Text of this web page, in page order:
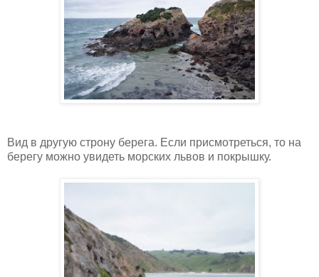
Вид в другую строну берега. Если присмотреться, то на
берегу можно увидеть морских львов и покрышку.